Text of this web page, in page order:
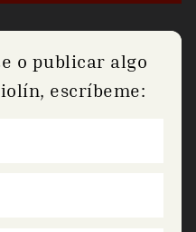
o publicar algo
escríbeme: